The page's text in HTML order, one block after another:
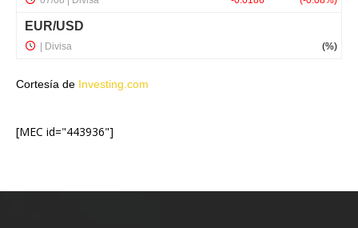
Cortesía de Investing.com
[MEC id="443936"]